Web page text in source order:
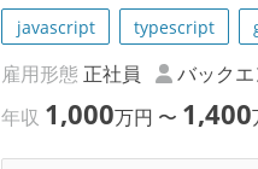
javascript typescript
雇用形態 正社員 バック
年収 1,000万円 〜 1,400